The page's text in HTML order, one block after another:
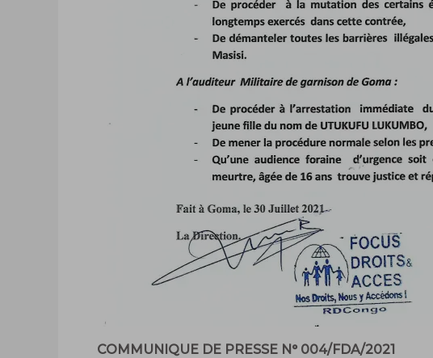
COMMUNIQUE DE PRESSE N° 004/FDA/2021